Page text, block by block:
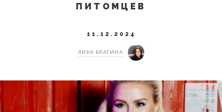
ПИТОМЦЕВ
11.12.2024
ЛИКА БРАГИНА